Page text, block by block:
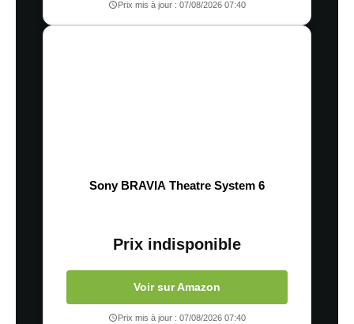
Prix mis à jour : 07/08/2026 07:40
Sony BRAVIA Theatre System 6
Prix indisponible
Voir sur Amazon
Prix mis à jour : 07/08/2026 07:40